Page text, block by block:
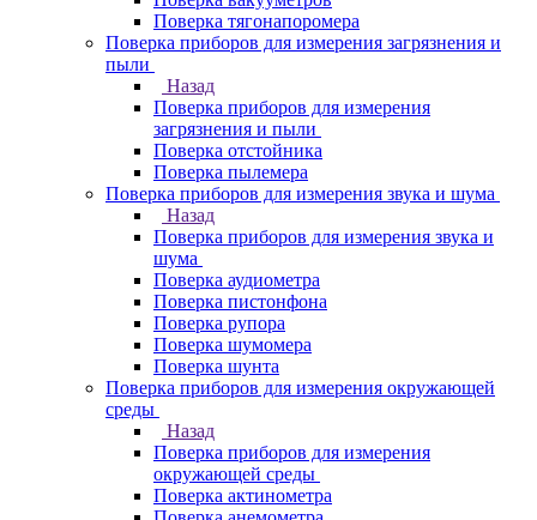
Поверка тягонапоромера
Поверка приборов для измерения загрязнения и
пыли
Назад
Поверка приборов для измерения
загрязнения и пыли
Поверка отстойника
Поверка пылемера
Поверка приборов для измерения звука и шума
Назад
Поверка приборов для измерения звука и
шума
Поверка аудиометра
Поверка пистонфона
Поверка рупора
Поверка шумомера
Поверка шунта
Поверка приборов для измерения окружающей
среды
Назад
Поверка приборов для измерения
окружающей среды
Поверка актинометра